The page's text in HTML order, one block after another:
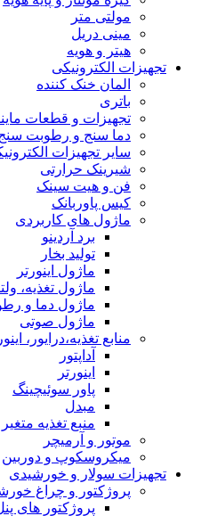
مولتی متر
مینی دریل
هیتر و هویه
تجهیزات الکترونیکی
المان خنک کننده
باتری
تجهیزات و قطعات
دما سنج و رطوبت
سایر تجهیزات
شیرینک حرارتی
فن و هیت سینک
کیس پاوربانک
ماژول های کاربردی
برد آردینو
تولید بخار
ماژول اینورتر
ماژول تغذیه،
ماژول دما و
ماژول صوتی
منابع تغذیه،درایور،
آداپتور
اینورتر
پاور سوئیچینگ
مبدل
منبع تغذیه متغیر
موتور و آرمیچر
میکروسکوپ و دوربین
تجهیزات سولار و خورشیدی
پروژکتور و چراغ
پروژکتور های